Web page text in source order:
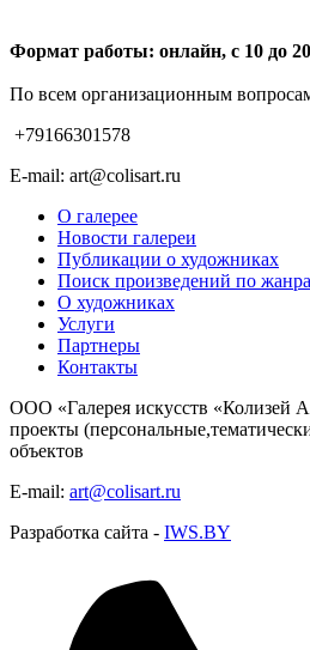
Формат работы: онлайн, с 10 до
По всем организационным
+79166301578
E-mail: art@colisart.ru
О галерее
Новости галереи
Публикации о художниках
Поиск произведений по
О художниках
Услуги
Партнеры
Контакты
ООО «Галерея искусств «Колизей
проекты
объектов
E-mail: art@colisart.ru
Разработка сайта - IWS.BY